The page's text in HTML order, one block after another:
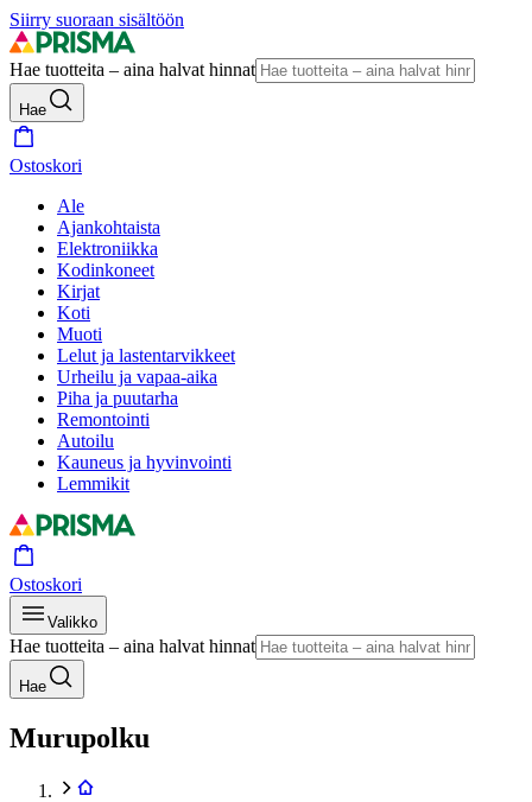
Siirry suoraan sisältöön
Hae tuotteita – aina halvat hinnat
Hae
Ostoskori
Ale
Ajankohtaista
Elektroniikka
Kodinkoneet
Kirjat
Koti
Muoti
Lelut ja lastentarvikkeet
Urheilu ja vapaa-aika
Piha ja puutarha
Remontointi
Autoilu
Kauneus ja hyvinvointi
Lemmikit
Ostoskori
Valikko
Hae tuotteita – aina halvat hinnat
Hae
Murupolku